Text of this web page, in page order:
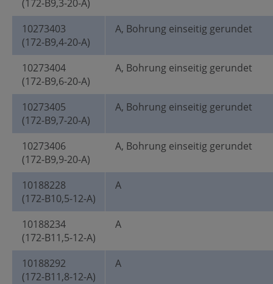
(172-B9,3-20-A)
10273403
(172-B9,4-20-A)
A, Bohrung einseitig gerundet
10273404
(172-B9,6-20-A)
A, Bohrung einseitig gerundet
10273405
(172-B9,7-20-A)
A, Bohrung einseitig gerundet
10273406
(172-B9,9-20-A)
A, Bohrung einseitig gerundet
10188228
(172-B10,5-12-A)
A
10188234
(172-B11,5-12-A)
A
10188292
(172-B11,8-12-A)
A